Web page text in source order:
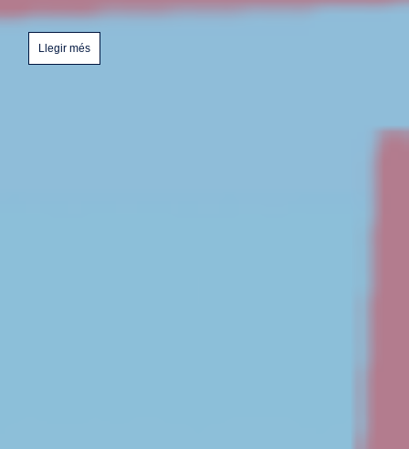
Llegir més